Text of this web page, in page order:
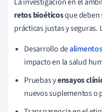
retos bioéticosque deben
prácticas justas y seguras.
Desarrollo de
impacto en la salud
Pruebas yensayos
nuevos suplementos o